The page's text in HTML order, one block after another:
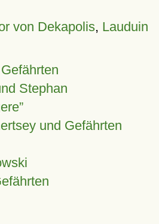
von Dekapolis, Lauduin
Stephan
und Gefährten